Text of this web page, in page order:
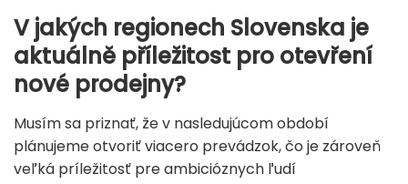
V jakých regionech Slovenska je
aktuálně příležitost pro otevření
nové prodejny?
Musím sa priznať, že v nasledujúcom období
plánujeme otvoriť viacero prevádzok, čo je zároveň
veľká príležitosť pre ambicióznych ľudí